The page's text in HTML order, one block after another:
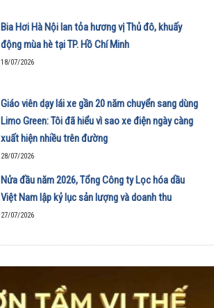
Bia Hơi Hà Nội lan tỏa hương vị Thủ đô, khuấy
động mùa hè tại TP. Hồ Chí Minh
18/07/2026
Giáo viên dạy lái xe gần 20 năm chuyển sang dùng
Limo Green: Tôi đã hiểu vì sao xe điện ngày càng
xuất hiện nhiều trên đường
28/07/2026
Nửa đầu năm 2026, Tổng Công ty Lọc hóa dầu
Việt Nam lập kỷ lục sản lượng và doanh thu
27/07/2026